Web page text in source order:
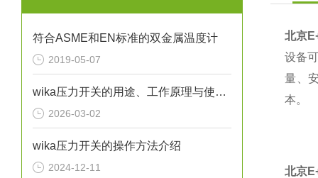
符合ASME和EN标准的双金属温度计
2019-05-07
wika压力开关的用途、工作原理与使用注意事项
2026-03-02
wika压力开关的操作方法介绍
2024-12-11
北京
设备
量、
本。
北京